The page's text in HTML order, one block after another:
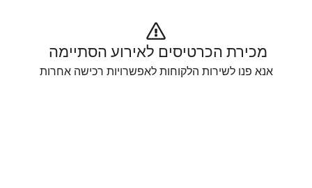
מכירת הכרטיסים לאירוע הסתיימה
אנא פנו לשירות הלקוחות לאפשרויות רכישה אחרות